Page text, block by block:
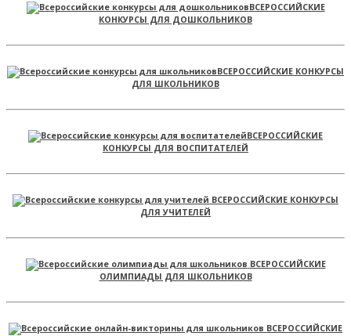
ВСЕРОССИЙСКИЕ
КОНКУРСЫ ДЛЯ ДОШКОЛЬНИКОВ
ВСЕРОССИЙСКИЕ КОНКУРСЫ
ДЛЯ ШКОЛЬНИКОВ
ВСЕРОССИЙСКИЕ
КОНКУРСЫ ДЛЯ ВОСПИТАТЕЛЕЙ
ВСЕРОССИЙСКИЕ КОНКУРСЫ
ДЛЯ УЧИТЕЛЕЙ
ВСЕРОССИЙСКИЕ
ОЛИМПИАДЫ ДЛЯ ШКОЛЬНИКОВ
ВСЕРОССИЙСКИЕ